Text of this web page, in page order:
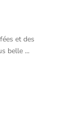
et des
belle ...